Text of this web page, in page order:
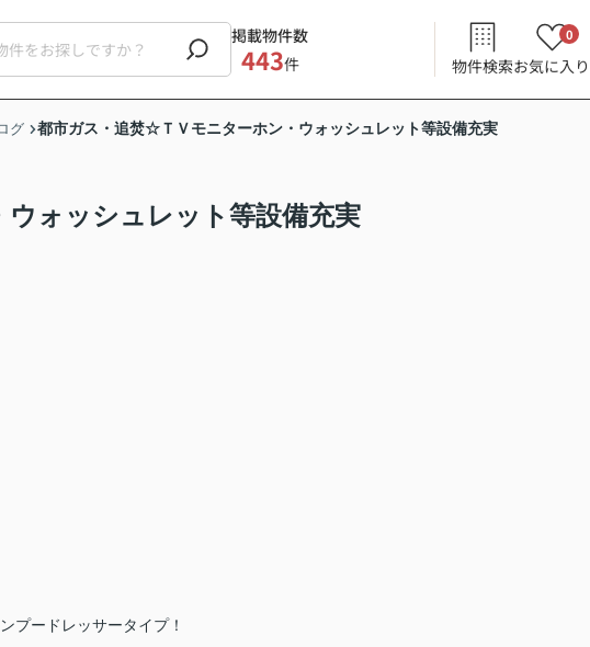
掲載物件数
443件 物件検索お気に入り
0
グ 都市ガス・追焚☆ＴＶモニターホン・ウォッシュレット等設備充実
ォッシュレット等設備充実
プードレッサータイプ！